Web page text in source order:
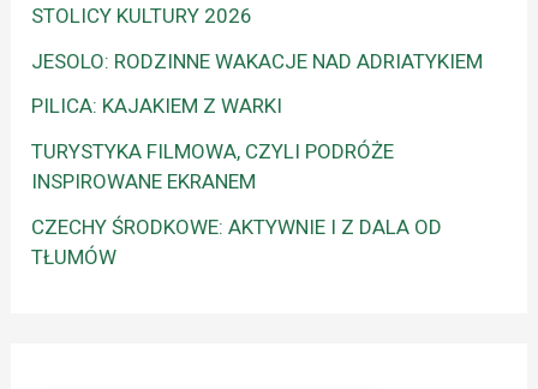
STOLICY KULTURY 2026
JESOLO: RODZINNE WAKACJE NAD ADRIATYKIEM
PILICA: KAJAKIEM Z WARKI
TURYSTYKA FILMOWA, CZYLI PODRÓŻE
INSPIROWANE EKRANEM
CZECHY ŚRODKOWE: AKTYWNIE I Z DALA OD
TŁUMÓW